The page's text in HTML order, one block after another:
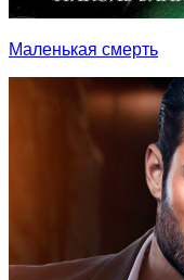
Маленькая смерть